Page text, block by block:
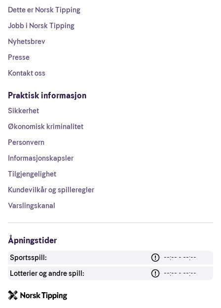
Dette er Norsk Tipping
Jobb i Norsk Tipping
Nyhetsbrev
Presse
Kontakt oss
Praktisk informasjon
Sikkerhet
Økonomisk kriminalitet
Personvern
Informasjonskapsler
Tilgjengelighet
Kundevilkår og spilleregler
Varslingskanal
Åpningstider
Sportsspill:
--:-- - --:--
Lotterier og andre spill:
--:-- - --:--